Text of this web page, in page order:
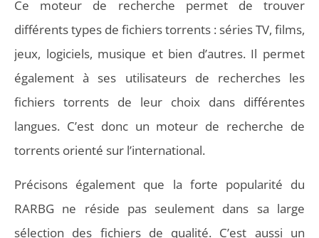
Ce moteur de recherche permet de trouver
différents types de fichiers torrents : séries TV, films,
jeux, logiciels, musique et bien d’autres. Il permet
également à ses utilisateurs de recherches les
fichiers torrents de leur choix dans différentes
langues. C’est donc un moteur de recherche de
torrents orienté sur l’international.
Précisons également que la forte popularité du
RARBG ne réside pas seulement dans sa large
sélection des fichiers de qualité. C’est aussi un